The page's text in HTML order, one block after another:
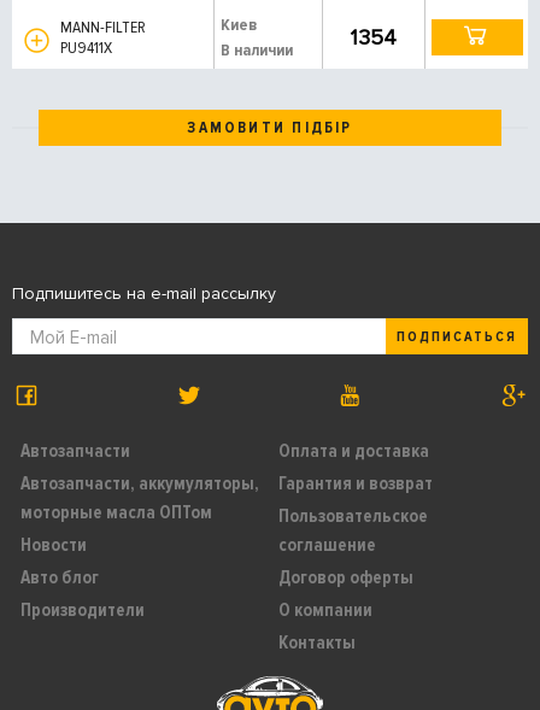
MANN-FILTER
PU9411X
Киев
В наличии
1354
ЗАМОВИТИ ПІДБІР
Автозапчасти
Автозапчасти, аккумуляторы,
моторные масла ОПТом
Новости
Авто блог
Производители
Оплата и доставка
Гарантия и возврат
Пользовательское
соглашение
Договор оферты
О компании
Контакты
Подпишитесь на e-mail рассылку
ПОДПИСАТЬСЯ